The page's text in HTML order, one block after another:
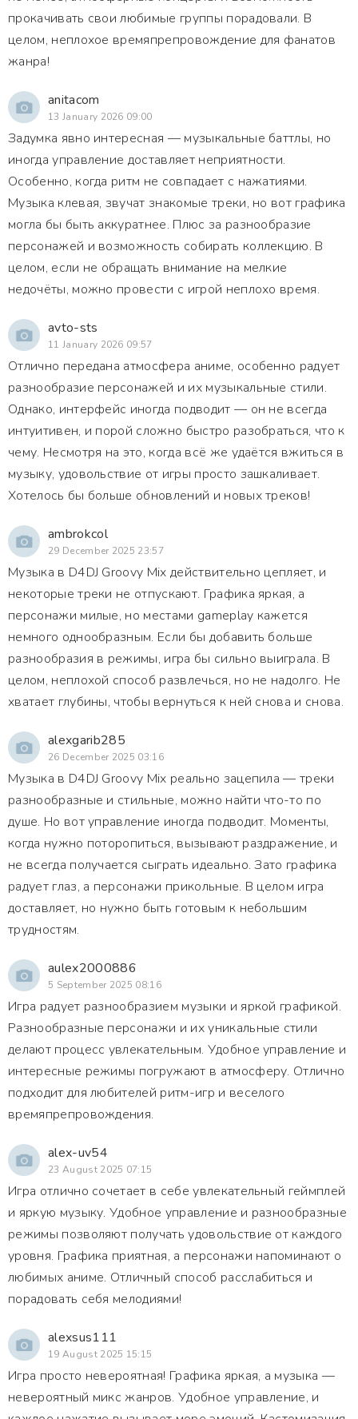
прокачивать свои любимые группы порадовали. В
целом, неплохое времяпрепровождение для фанатов
жанра!
anitacom
13 January 2026 09:00
Задумка явно интересная — музыкальные баттлы, но
иногда управление доставляет неприятности.
Особенно, когда ритм не совпадает с нажатиями.
Музыка клевая, звучат знакомые треки, но вот графика
могла бы быть аккуратнее. Плюс за разнообразие
персонажей и возможность собирать коллекцию. В
целом, если не обращать внимание на мелкие
недочёты, можно провести с игрой неплохо время.
avto-sts
11 January 2026 09:57
Отлично передана атмосфера аниме, особенно радует
разнообразие персонажей и их музыкальные стили.
Однако, интерфейс иногда подводит — он не всегда
интуитивен, и порой сложно быстро разобраться, что к
чему. Несмотря на это, когда всё же удаётся вжиться в
музыку, удовольствие от игры просто зашкаливает.
Хотелось бы больше обновлений и новых треков!
ambrokcol
29 December 2025 23:57
Музыка в D4DJ Groovy Mix действительно цепляет, и
некоторые треки не отпускают. Графика яркая, а
персонажи милые, но местами gameplay кажется
немного однообразным. Если бы добавить больше
разнообразия в режимы, игра бы сильно выиграла. В
целом, неплохой способ развлечься, но не надолго. Не
хватает глубины, чтобы вернуться к ней снова и снова.
alexgarib285
26 December 2025 03:16
Музыка в D4DJ Groovy Mix реально зацепила — треки
разнообразные и стильные, можно найти что-то по
душе. Но вот управление иногда подводит. Моменты,
когда нужно поторопиться, вызывают раздражение, и
не всегда получается сыграть идеально. Зато графика
радует глаз, а персонажи прикольные. В целом игра
доставляет, но нужно быть готовым к небольшим
трудностям.
aulex2000886
5 September 2025 08:16
Игра радует разнообразием музыки и яркой графикой.
Разнообразные персонажи и их уникальные стили
делают процесс увлекательным. Удобное управление и
интересные режимы погружают в атмосферу. Отлично
подходит для любителей ритм-игр и веселого
времяпрепровождения.
alex-uv54
23 August 2025 07:15
Игра отлично сочетает в себе увлекательный геймплей
и яркую музыку. Удобное управление и разнообразные
режимы позволяют получать удовольствие от каждого
уровня. Графика приятная, а персонажи напоминают о
любимых аниме. Отличный способ расслабиться и
порадовать себя мелодиями!
alexsus111
19 August 2025 15:15
Игра просто невероятная! Графика яркая, а музыка —
невероятный микс жанров. Удобное управление, и